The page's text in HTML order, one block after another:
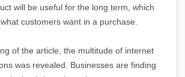
will be useful for the long term, which
customers want in a purchase.
of the article, the multitude of internet
was revealed. Businesses are finding